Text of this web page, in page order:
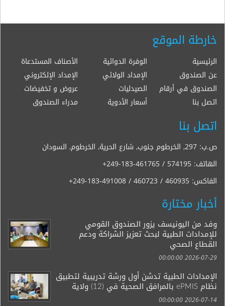
خارطة الموقع
الرئيسية الوفرة الدوائية
الأصناف المستدعاة
عن الصندوق
الإمداد الولائي
الإمداد الإلكتروني
الصندوق في أرقام
الصيدليات
عروض و تخفيضات
اتصل بنا
أسعار الأدوية مدراء الصندوق
اتصل بنا
ص.ب: 297, الخرطوم جنوب, شارع الحرية, الخرطوم, السودان
الهاتف: +249-183-461765 / 574195
الفاكس: +249-183-491008 / 460723 / 460935
أخبار مختارة
وفد من اليونيسف يزور الصندوق القومي
للإمدادات الطبية لبحث تعزيز الشراكة ودعم
القطاع الصحي
2026-07-29 00:00:00
الإمدادات الطبية تدشن أول ورشة تدريبية لتطبيق
نظام ePMIS بالمرافق الصحية في (12) ولاية
2026-07-14 00:00:00